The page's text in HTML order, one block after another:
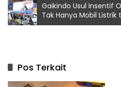
Gaikindo Usul Insentif
Tak Hanya Mobil
dan Konvensional
Pos Terkait